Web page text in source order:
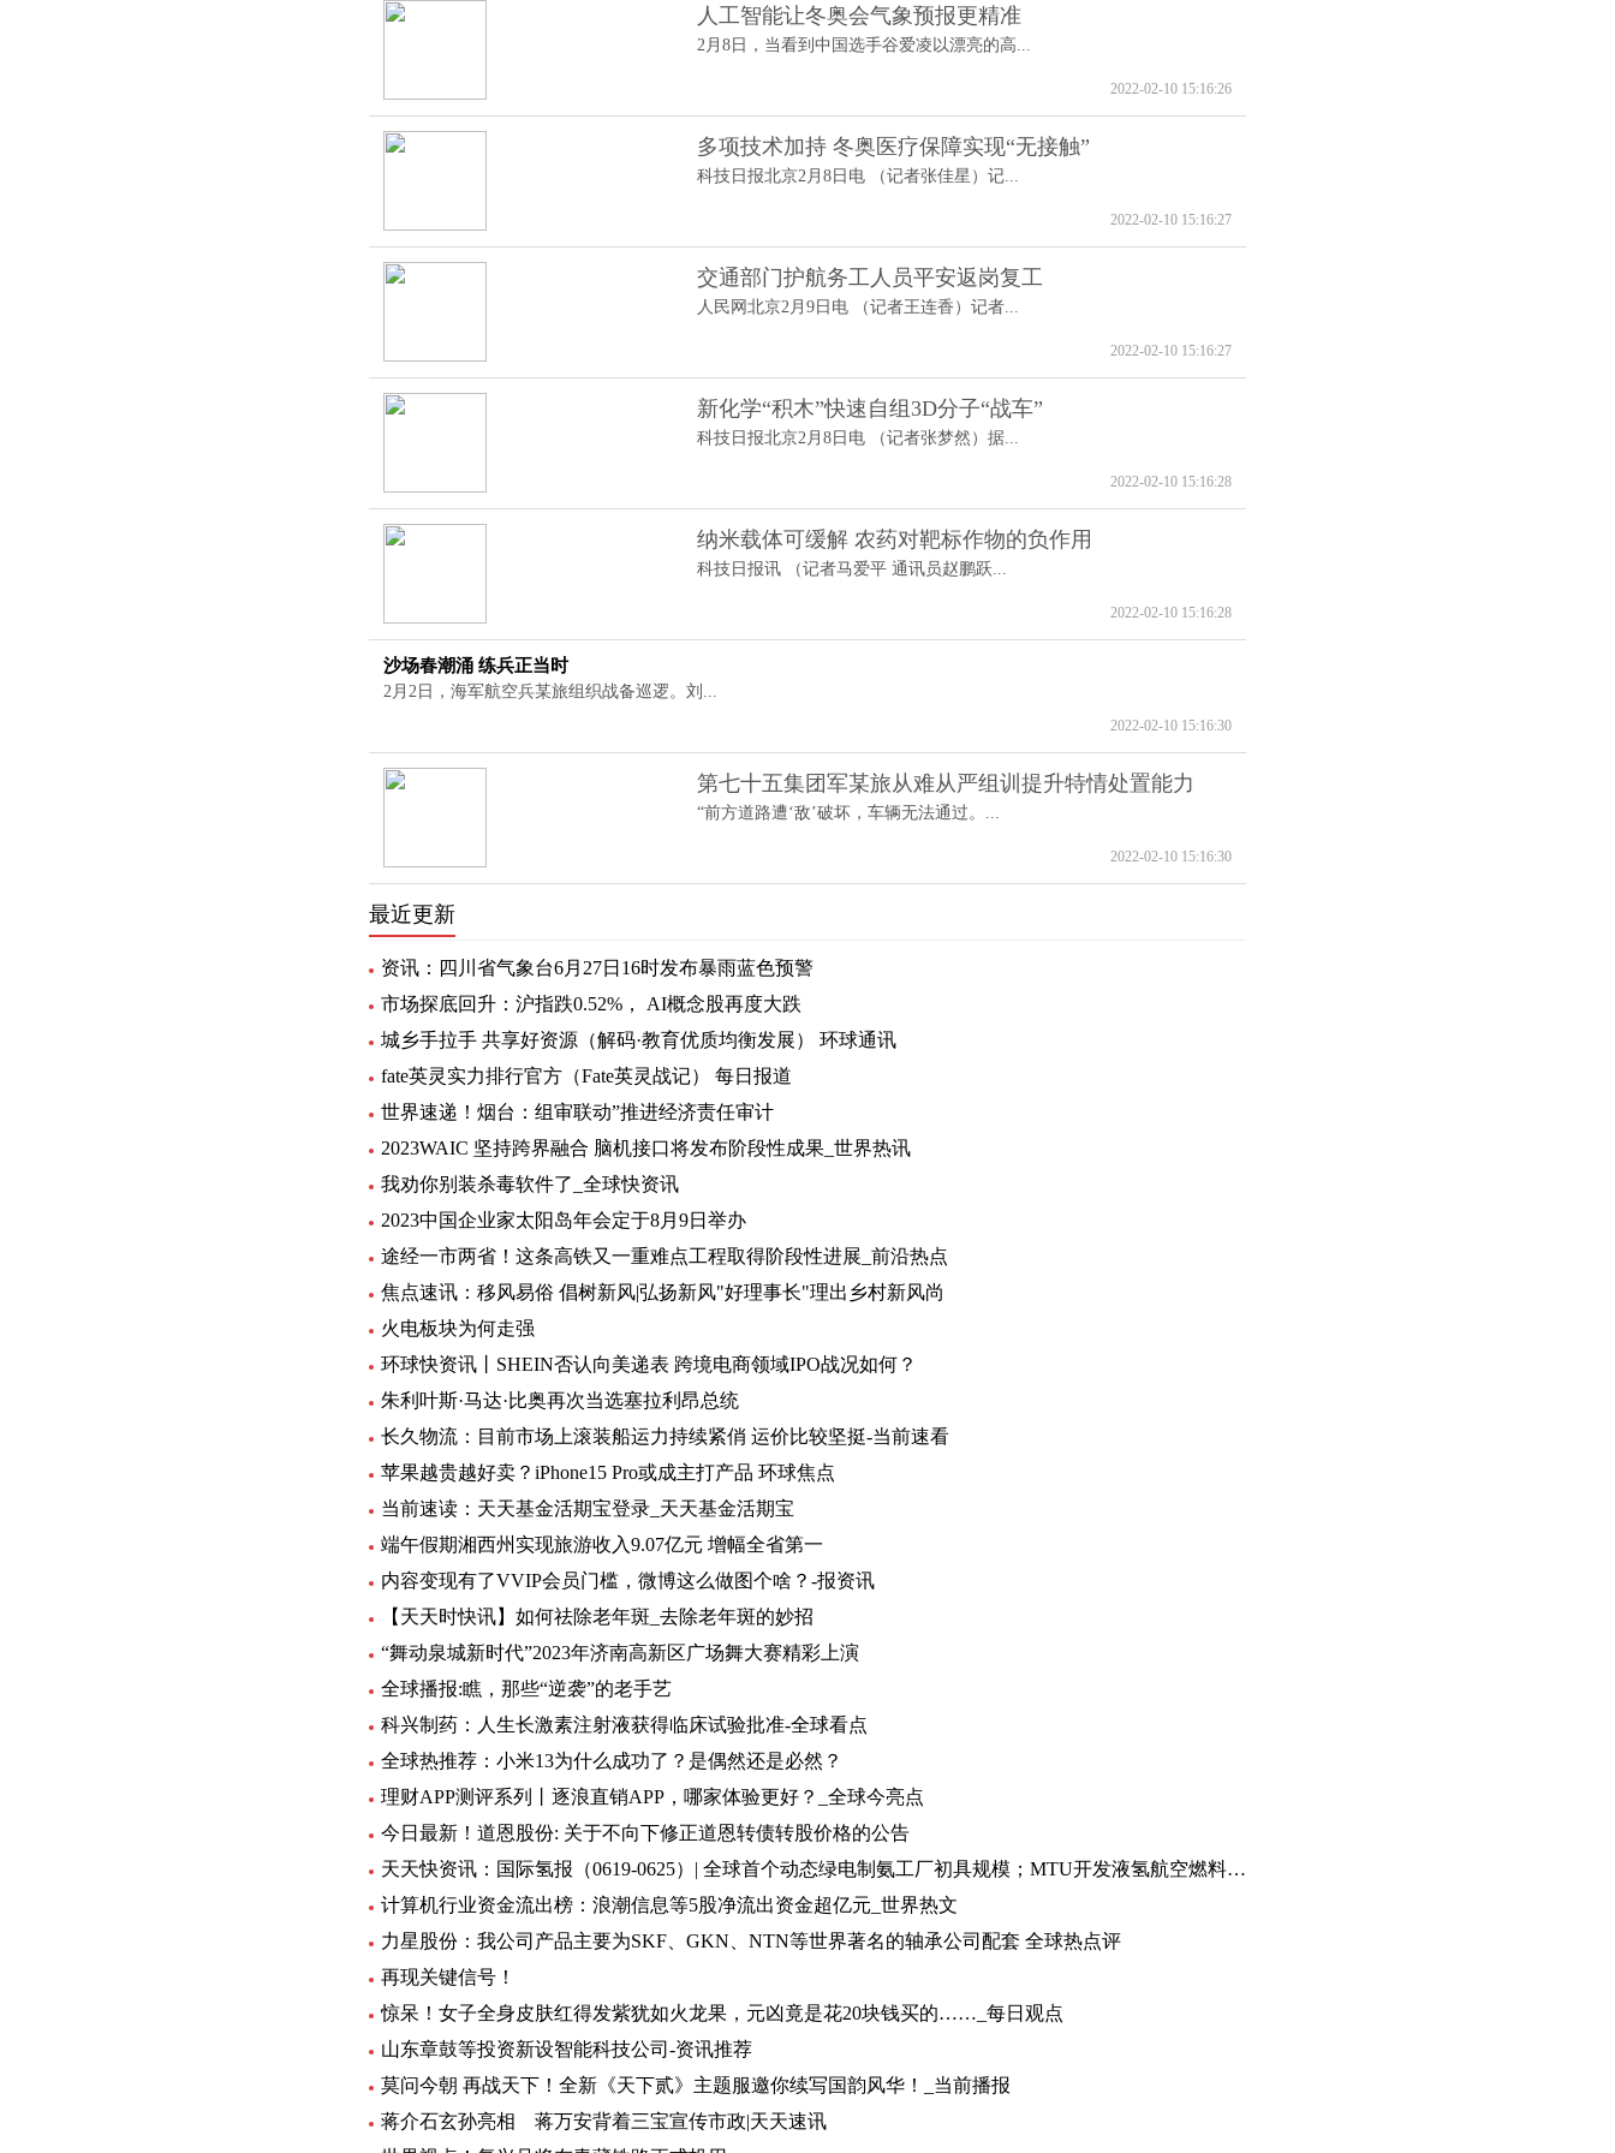
人工智能让冬奥会气象预报更精准
2月8日，当看到中国选手谷爱凌以漂亮的高...
2022-02-10 15:16:26
多项技术加持 冬奥医疗保障实现“无接触”
科技日报北京2月8日电 （记者张佳星）记...
2022-02-10 15:16:27
交通部门护航务工人员平安返岗复工
人民网北京2月9日电 （记者王连香）记者...
2022-02-10 15:16:27
新化学“积木”快速自组3D分子“战车”
科技日报北京2月8日电 （记者张梦然）据...
2022-02-10 15:16:28
纳米载体可缓解 农药对靶标作物的负作用
科技日报讯 （记者马爱平 通讯员赵鹏跃...
2022-02-10 15:16:28
沙场春潮涌 练兵正当时
2月2日，海军航空兵某旅组织战备巡逻。刘...
2022-02-10 15:16:30
第七十五集团军某旅从难从严组训提升特情处置能力
“前方道路遭‘敌’破坏，车辆无法通过。...
2022-02-10 15:16:30
最近更新
资讯：四川省气象台6月27日16时发布暴雨蓝色预警
市场探底回升：沪指跌0.52%， AI概念股再度大跌
城乡手拉手 共享好资源（解码·教育优质均衡发展） 环球通讯
fate英灵实力排行官方（Fate英灵战记） 每日报道
世界速递！烟台：组审联动”推进经济责任审计
2023WAIC 坚持跨界融合 脑机接口将发布阶段性成果_世界热讯
我劝你别装杀毒软件了_全球快资讯
2023中国企业家太阳岛年会定于8月9日举办
途经一市两省！这条高铁又一重难点工程取得阶段性进展_前沿热点
焦点速讯：移风易俗 倡树新风|弘扬新风"好理事长"理出乡村新风尚
火电板块为何走强
环球快资讯丨SHEIN否认向美递表 跨境电商领域IPO战况如何？
朱利叶斯·马达·比奥再次当选塞拉利昂总统
长久物流：目前市场上滚装船运力持续紧俏 运价比较坚挺-当前速看
苹果越贵越好卖？iPhone15 Pro或成主打产品 环球焦点
当前速读：天天基金活期宝登录_天天基金活期宝
端午假期湘西州实现旅游收入9.07亿元 增幅全省第一
内容变现有了VVIP会员门槛，微博这么做图个啥？-报资讯
【天天时快讯】如何祛除老年斑_去除老年斑的妙招
“舞动泉城新时代”2023年济南高新区广场舞大赛精彩上演
全球播报:瞧，那些“逆袭”的老手艺
科兴制药：人生长激素注射液获得临床试验批准-全球看点
全球热推荐：小米13为什么成功了？是偶然还是必然？
理财APP测评系列丨逐浪直销APP，哪家体验更好？_全球今亮点
今日最新！道恩股份: 关于不向下修正道恩转债转股价格的公告
天天快资讯：国际氢报（0619-0625）| 全球首个动态绿电制氨工厂初具规模；MTU开发液氢航空燃料电池技术；道达尔致力于绿氢炼油……
计算机行业资金流出榜：浪潮信息等5股净流出资金超亿元_世界热文
力星股份：我公司产品主要为SKF、GKN、NTN等世界著名的轴承公司配套 全球热点评
再现关键信号！
惊呆！女子全身皮肤红得发紫犹如火龙果，元凶竟是花20块钱买的……_每日观点
山东章鼓等投资新设智能科技公司-资讯推荐
莫问今朝 再战天下！全新《天下贰》主题服邀你续写国韵风华！_当前播报
蒋介石玄孙亮相 蒋万安背着三宝宣传市政|天天速讯